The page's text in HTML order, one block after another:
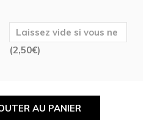
(2,50€)
AU PANIER